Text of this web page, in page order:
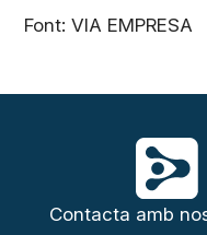
Font:VIA EMPRESA
Contacta amb